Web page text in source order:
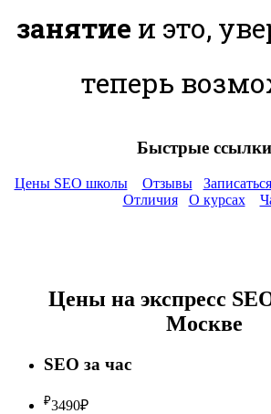
занятие и это,
теперь
Быстрые ссылки
Цены SEO школы Отзывы Записаться
Отличия
О курсах
Цены на экспресс
Москве
SEO за час
₽3490₽